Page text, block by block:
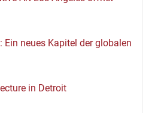
Ein neues Kapitel der globalen
in Detroit